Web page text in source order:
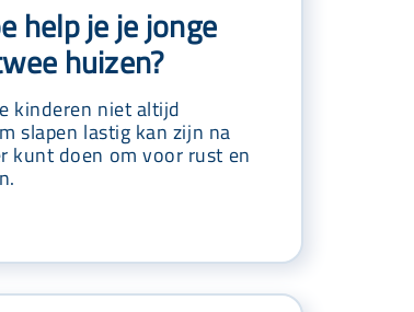
help je je jonge
huizen?
kinderen niet altijd
slapen lastig kan zijn na
kunt doen om voor rust en